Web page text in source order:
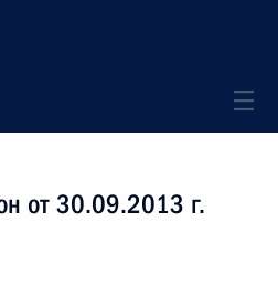
от 30.09.2013 г.